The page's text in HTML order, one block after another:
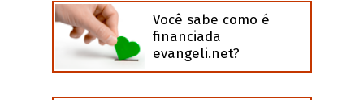
Você sabe como é
financiada
evangeli.net?